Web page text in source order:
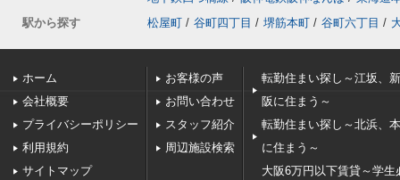
駅から探す
松屋町 / 谷町四丁目 / 堺筋本町 / 谷町六丁目 /
ホーム
会社概要
プライバシーポリシー
利用規約
サイトマップ
お客様の声
お問い合わせ
スタッフ紹介
周辺施設検索
転勤住まい探し～江坂、
阪に住まう～
転勤住まい探し～北浜、
に住まう～
大阪6万円以下賃貸～学生